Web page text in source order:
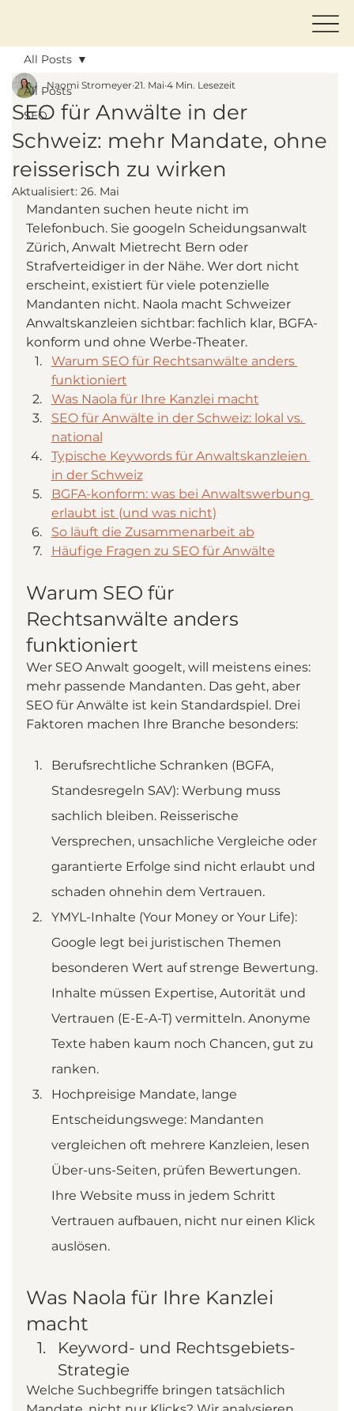
All Posts
SEO
All Posts
SEO für Anwälte in der
Schweiz: mehr Mandate, ohne
reisserisch zu wirken
Naomi Stromeyer 21. Mai 4 Min. Lesezeit
Aktualisiert: 26. Mai
Mandanten suchen heute nicht im
Telefonbuch. Sie googeln Scheidungsanwalt
Zürich, Anwalt Mietrecht Bern oder
Strafverteidiger in der Nähe. Wer dort nicht
erscheint, existiert für viele potenzielle
Mandanten nicht. Naola macht Schweizer
Anwaltskanzleien sichtbar: fachlich klar, BGFA-
konform und ohne Werbe-Theater.
Warum SEO für Rechtsanwälte anders
funktioniert
Was Naola für Ihre Kanzlei macht
SEO für Anwälte in der Schweiz: lokal vs.
national
Typische Keywords für Anwaltskanzleien
in der Schweiz
BGFA-konform: was bei Anwaltswerbung
erlaubt ist (und was nicht)
So läuft die Zusammenarbeit ab
Häufige Fragen zu SEO für Anwälte
Warum SEO für
Rechtsanwälte anders
funktioniert
Wer SEO Anwalt googelt, will meistens eines:
mehr passende Mandanten. Das geht, aber
SEO für Anwälte ist kein Standardspiel. Drei
Faktoren machen Ihre Branche besonders:
Berufsrechtliche Schranken (BGFA,
Standesregeln SAV): Werbung muss
sachlich bleiben. Reisserische
Versprechen, unsachliche Vergleiche oder
garantierte Erfolge sind nicht erlaubt und
schaden ohnehin dem Vertrauen.
YMYL-Inhalte (Your Money or Your Life):
Google legt bei juristischen Themen
besonderen Wert auf strenge Bewertung.
Inhalte müssen Expertise, Autorität und
Vertrauen (E-E-A-T) vermitteln. Anonyme
Texte haben kaum noch Chancen, gut zu
ranken.
Hochpreisige Mandate, lange
Entscheidungswege: Mandanten
vergleichen oft mehrere Kanzleien, lesen
Über-uns-Seiten, prüfen Bewertungen.
Ihre Website muss in jedem Schritt
Vertrauen aufbauen, nicht nur einen Klick
auslösen.
Was Naola für Ihre Kanzlei
macht
Keyword- und Rechtsgebiets-
Strategie
Welche Suchbegriffe bringen tatsächlich